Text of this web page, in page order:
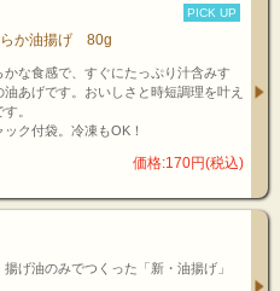
PICK UP
らか油揚げ 80g
かな食感で、すぐにたっぷり汁含みす
あげです。おいしさと時短調理を叶え
。
ク付袋。冷凍もOK！
価格:170円(税込)
げ油のみでつくった「新・油揚げ」